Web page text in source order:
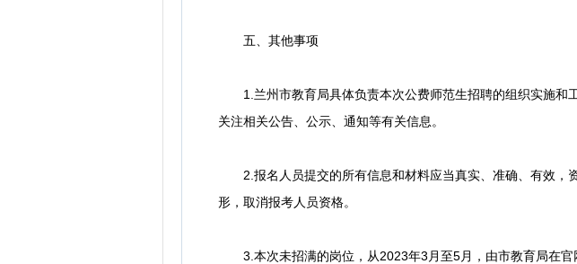
五、其他事项
1.兰州市教育局具体负责本次公费师范生招聘的组织实施和
关注相关公告、公示、通知等有关信息。
2.报名人员提交的所有信息和材料应当真实、准确、有效，
形，取消报考人员资格。
3.本次未招满的岗位，从2023年3月至5月，由市教育局在官